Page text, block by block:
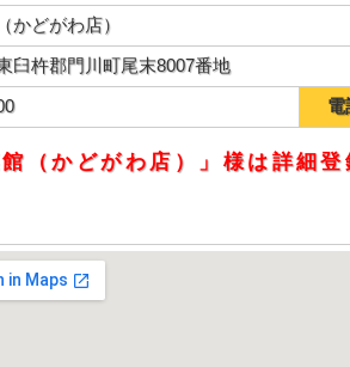
かどがわ店）
臼杵郡門川町尾末8007番地
電
（かどがわ店）」様は詳細